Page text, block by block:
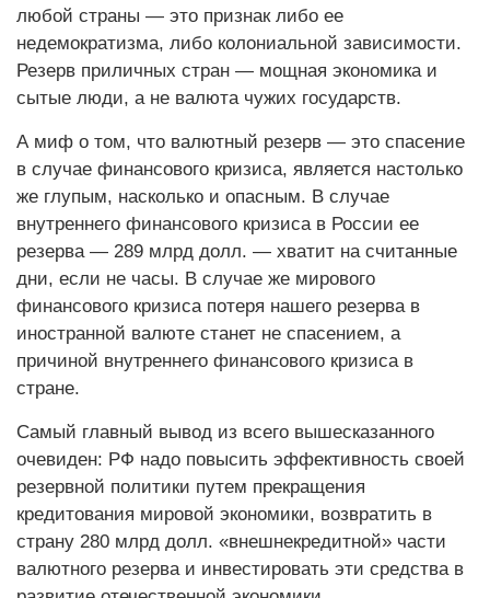
любой страны — это признак либо ее
недемократизма, либо колониальной зависимости.
Резерв приличных стран — мощная экономика и
сытые люди, а не валюта чужих государств.
А миф о том, что валютный резерв — это спасение
в случае финансового кризиса, является настолько
же глупым, насколько и опасным. В случае
внутреннего финансового кризиса в России ее
резерва — 289 млрд долл. — хватит на считанные
дни, если не часы. В случае же мирового
финансового кризиса потеря нашего резерва в
иностранной валюте станет не спасением, а
причиной внутреннего финансового кризиса в
стране.
Самый главный вывод из всего вышесказанного
очевиден: РФ надо повысить эффективность своей
резервной политики путем прекращения
кредитования мировой экономики, возвратить в
страну 280 млрд долл. «внешнекредитной» части
валютного резерва и инвестировать эти средства в